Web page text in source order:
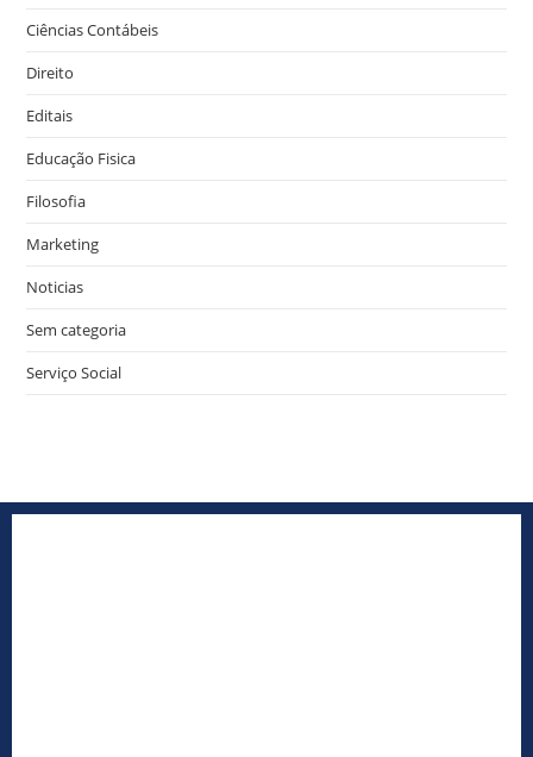
Ciências Contábeis
Direito
Editais
Educação Fisica
Filosofia
Marketing
Noticias
Sem categoria
Serviço Social